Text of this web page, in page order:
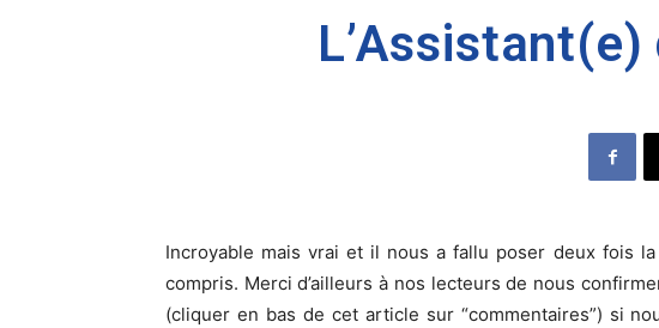
Incroyable mais vrai et il nous a fallu poser deux fois
compris. Merci d’ailleurs à nos lecteurs de nous
(cliquer en bas de cet article sur “commentaires”) si